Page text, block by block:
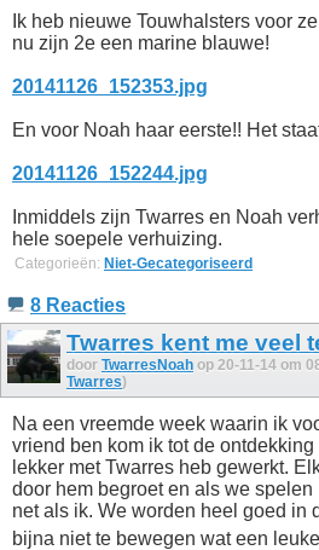
Ik heb nieuwe Touwhalsters voor
nu zijn 2e een marine blauwe!
20141126_152353.jpg
En voor Noah haar eerste!! Het
20141126_152244.jpg
Inmiddels zijn Twarres en Noah
hele soepele verhuizing.
Categorieën: Niet-Gecategoriseerd
8 Reacties
Twarres kent me veel
door TwarresNoah op 20-11-14 om
Twarres)
Na een vreemde week waarin ik
vriend ben kom ik tot de
lekker met Twarres heb gewerkt.
door hem begroet en als we
net als ik. We worden heel goed in
bijna niet te bewegen wat een